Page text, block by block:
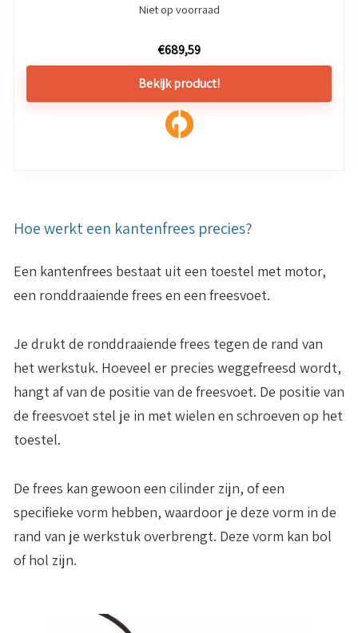
Niet op voorraad
€689,59
Bekijk product!
Hoe werkt een kantenfrees precies?
Een kantenfrees bestaat uit een toestel met motor,
een ronddraaiende frees en een freesvoet.
Je drukt de ronddraaiende frees tegen de rand van
het werkstuk. Hoeveel er precies weggefreesd wordt,
hangt af van de positie van de freesvoet. De positie van
de freesvoet stel je in met wielen en schroeven op het
toestel.
De frees kan gewoon een cilinder zijn, of een
specifieke vorm hebben, waardoor je deze vorm in de
rand van je werkstuk overbrengt. Deze vorm kan bol
of hol zijn.